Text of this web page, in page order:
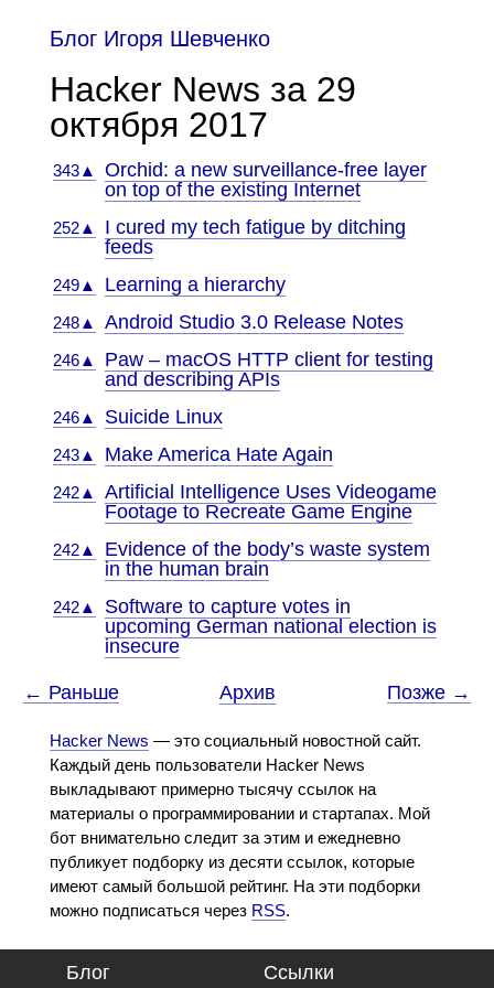
Блог Игоря Шевченко
Hacker News за 29
октября 2017
343▲
Orchid: a new surveillance-free layer
on top of the existing Internet
252▲
I cured my tech fatigue by ditching
feeds
249▲ Learning a hierarchy
248▲ Android Studio 3.0 Release Notes
246▲
Paw – macOS HTTP client for testing
and describing APIs
246▲ Suicide Linux
243▲ Make America Hate Again
242▲
Artificial Intelligence Uses Videogame
Footage to Recreate Game Engine
242▲
Evidence of the body’s waste system
in the human brain
242▲
Software to capture votes in
upcoming German national election is
insecure
← Раньше Архив Позже →
Hacker News — это социальный новостной сайт.
Каждый день пользователи Hacker News
выкладывают примерно тысячу ссылок на
материалы о программировании и стартапах. Мой
бот внимательно следит за этим и ежедневно
публикует подборку из десяти ссылок, которые
имеют самый большой рейтинг. На эти подборки
можно подписаться через RSS.
Блог Ссылки